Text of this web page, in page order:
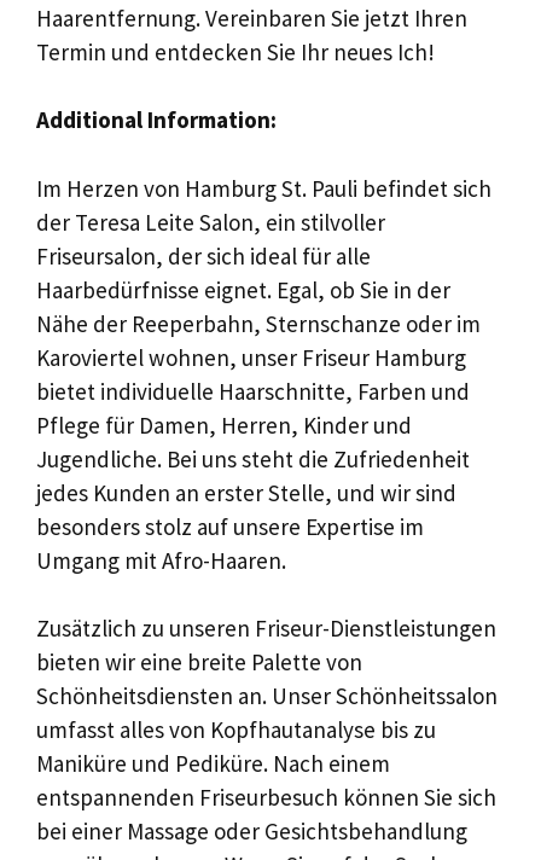
Haarentfernung. Vereinbaren Sie jetzt Ihren
Termin und entdecken Sie Ihr neues Ich!
Additional Information:
Im Herzen von Hamburg St. Pauli befindet sich
der Teresa Leite Salon, ein stilvoller
Friseursalon, der sich ideal für alle
Haarbedürfnisse eignet. Egal, ob Sie in der
Nähe der Reeperbahn, Sternschanze oder im
Karoviertel wohnen, unser Friseur Hamburg
bietet individuelle Haarschnitte, Farben und
Pflege für Damen, Herren, Kinder und
Jugendliche. Bei uns steht die Zufriedenheit
jedes Kunden an erster Stelle, und wir sind
besonders stolz auf unsere Expertise im
Umgang mit Afro-Haaren.
Zusätzlich zu unseren Friseur-Dienstleistungen
bieten wir eine breite Palette von
Schönheitsdiensten an. Unser Schönheitssalon
umfasst alles von Kopfhautanalyse bis zu
Maniküre und Pediküre. Nach einem
entspannenden Friseurbesuch können Sie sich
bei einer Massage oder Gesichtsbehandlung